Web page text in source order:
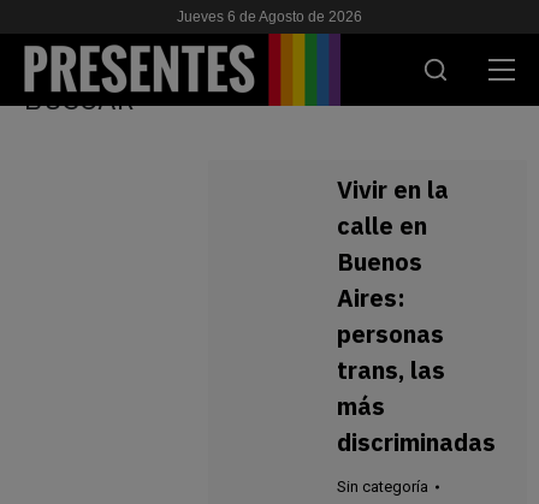
Jueves 6 de Agosto de 2026
APOYANOS
BUSCAR
Vivir en la
calle en
Buenos
Aires:
personas
trans, las
más
discriminadas
Sin categoría